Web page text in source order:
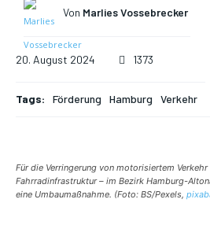
Von Marlies Vossebrecker
20. August 2024 1373
Tags: Förderung Hamburg Verkehr
Für die Verringerung von motorisiertem
Fahrradinfrastruktur – im Bezirk Hamburg-
eine Umbaumaßnahme. (Foto: BS/Pexels,